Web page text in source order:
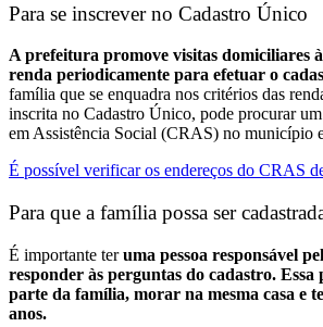
Para se inscrever no Cadastro Único
A prefeitura promove visitas domiciliares
renda periodicamente para efetuar o
família que se enquadra nos critérios das
inscrita no Cadastro Único, pode procurar
em Assistência Social (CRAS) no município
É possível verificar os endereços do CRAS
Para que a família possa ser
É importante teruma pessoa responsável
responder às perguntas do cadastro. Essa
parte da família, morar na mesma casa e
anos.